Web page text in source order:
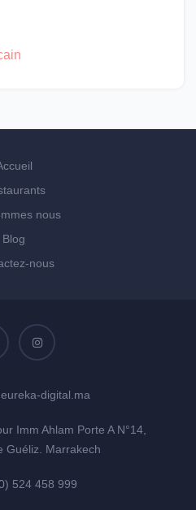
nous
Blog
nous
digital.ma
Imm Ahlam Porte A N°14,
Guéliz. Marrakech
524 458 999